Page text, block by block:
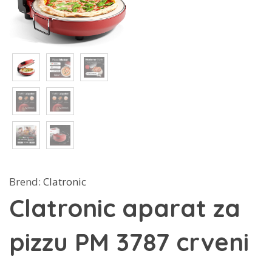
Brend: Clatronic
Clatronic aparat za
pizzu PM 3787 crveni